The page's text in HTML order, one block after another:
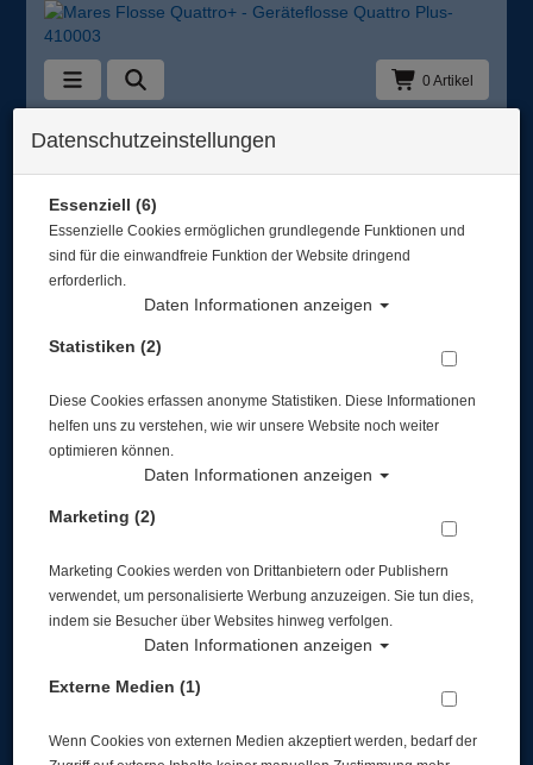
0 Artikel
Zurück
Alle Artikel zeigen aus: Geräteflossen
Mares Quattro+ Geräteflosse Farbe: orange -
Datenschutzeinstellungen
Essenziell (6)
Essenzielle Cookies ermöglichen grundlegende Funktionen und
sind für die einwandfreie Funktion der Website dringend
erforderlich.
Daten Informationen anzeigen
Statistiken (2)
Diese Cookies erfassen anonyme Statistiken. Diese Informationen
helfen uns zu verstehen, wie wir unsere Website noch weiter
optimieren können.
Daten Informationen anzeigen
Marketing (2)
Marketing Cookies werden von Drittanbietern oder Publishern
verwendet, um personalisierte Werbung anzuzeigen. Sie tun dies,
indem sie Besucher über Websites hinweg verfolgen.
Daten Informationen anzeigen
Externe Medien (1)
Wenn Cookies von externen Medien akzeptiert werden, bedarf der